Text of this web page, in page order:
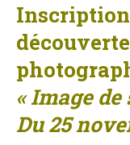
« Image de
Du 25